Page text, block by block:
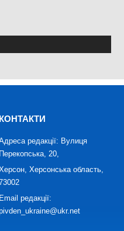
КОНТАКТИ
редакції: Вулиця
Перекопська, 20,
Херсонська область,
Email редакції: